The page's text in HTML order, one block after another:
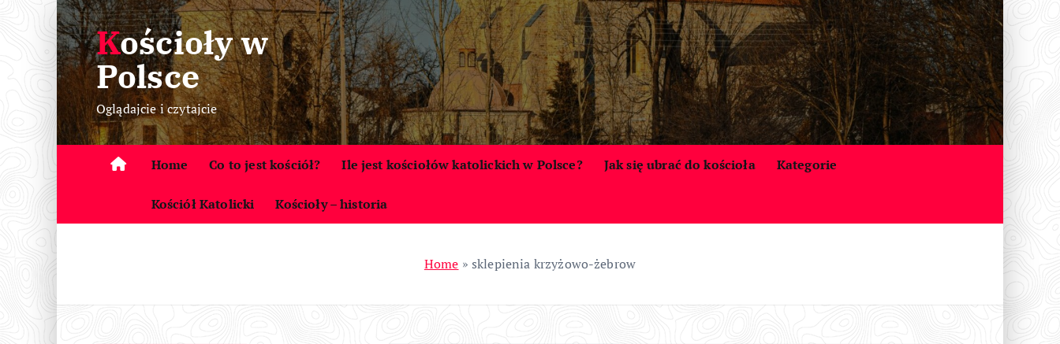
S
k
i
p
t
c
e
Kościoły w
Polsce
Oglądajcie i czytajcie
Home Co to jest kościół? Ile jest kościołów katolickich w Polsce? Jak się ubrać do kościoła Kategorie
Kościół Katolicki Kościoły – historia
Home » sklepienia krzyżowo-żebrow